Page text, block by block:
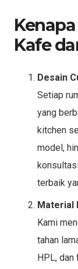
Kafe
Desain
Setiap
yang
kitchen
model,
terbaik
Material
Kami
tahan
HPL,